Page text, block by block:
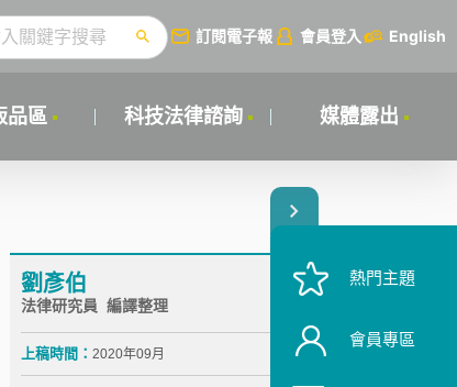
訂閱電子報 會員登入 English
品區 科技法律諮詢 媒體露出
劉彥伯
法律研究員 編譯整理
上稿時間： 2020年09月
熱門主題
會員專區